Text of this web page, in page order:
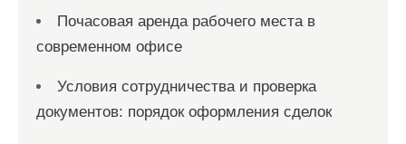
Почасовая аренда рабочего места в
современном офисе
Условия сотрудничества и проверка
документов: порядок оформления сделок